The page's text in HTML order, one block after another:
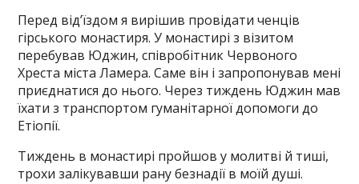
Перед від’їздом я вирішив провідати ченців
гірського монастиря. У монастирі з візитом
перебував Юджин, співробітник Червоного
Хреста міста Ламера. Саме він і запропонував мені
приєднатися до нього. Через тиждень Юджин мав
їхати з транспортом гуманітарної допомоги до
Етіопії.
Тиждень в монастирі пройшов у молитві й тиші,
трохи залікувавши рану безнадії в моїй душі.